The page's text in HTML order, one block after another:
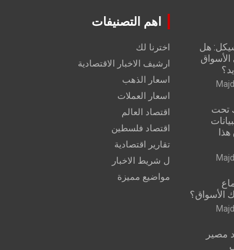
هل
الأسواق
تحت
هذا
الأسواق؟
مصير
اهم التصنيفات
اخترنا لك
ارشيف الاخبار الاقتصادية
اسعار الذهب
اسعار العملات
اقتصاد العالم
اقتصاد فلسطين
تقارير اقتصادية
ل شريط الاخبار
مواضيع مميزة